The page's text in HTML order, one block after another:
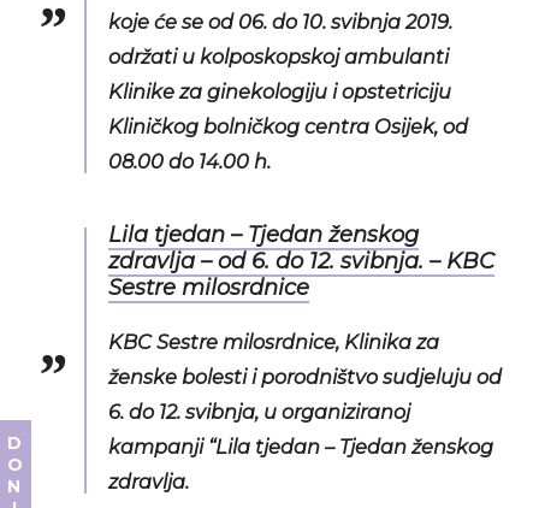
koje će se od 06. do 10. svibnja 2019.
održati u kolposkopskoj ambulanti
Klinike za ginekologiju i opstetriciju
Kliničkog bolničkog centra Osijek, od
08.00 do 14.00 h.
Lila tjedan – Tjedan ženskog
zdravlja – od 6. do 12. svibnja. – KBC
Sestre milosrdnice
KBC Sestre milosrdnice, Klinika za
ženske bolesti i porodništvo sudjeluju od
6. do 12. svibnja, u organiziranoj
kampanji “Lila tjedan – Tjedan ženskog
zdravlja.